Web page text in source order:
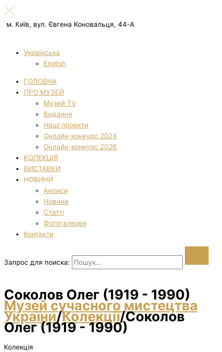
м. Київ, вул. Євгена Коновальця, 44-А
Українська
English
ГОЛОВНА
ПРО МУЗЕЙ
Музей TV
Видання
Наші проекти
Онлайн-конкурс 2024
Онлайн-конкурс 2026
КОЛЕКЦІЯ
ВИСТАВКИ
НОВИНИ
Анонси
Новини
Статті
Фотогалерея
Контакти
Запрос для поиска:
Соколов Олег (1919 - 1990)
Музей сучасного мистецтва
України/Колекції/Соколов
Олег (1919 - 1990)
Колекція